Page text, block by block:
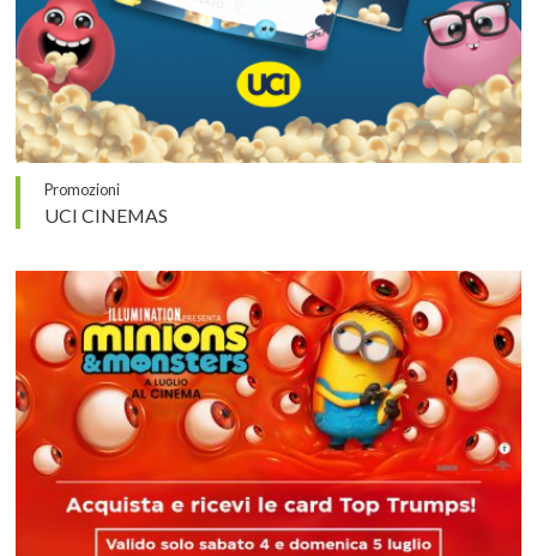
Promozioni
UCI CINEMAS